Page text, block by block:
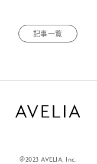
記事一覧
@2023 AVELIA, Inc.